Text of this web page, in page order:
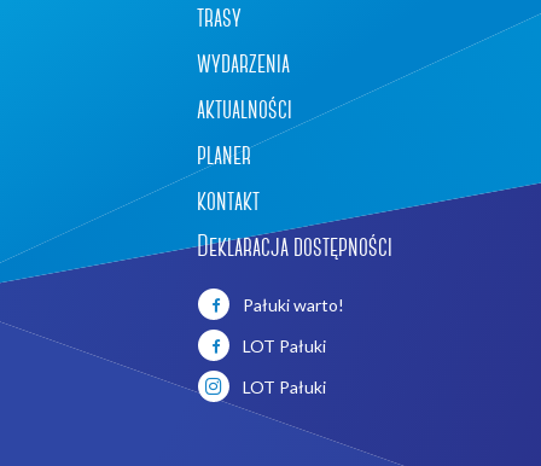
Leaflet |©OpenStreetMap
trasy
wydarzenia
aktualności
planer
kontakt
Deklaracja dostępności
Pałuki warto!
LOT Pałuki
LOT Pałuki